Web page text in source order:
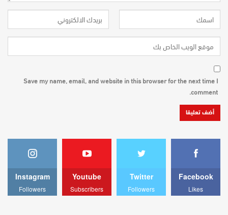
Save my name, email, and website in this browser for the next time I
comment.
Facebook
Likes
Twitter
Followers
Youtube
Subscribers
Instagram
Followers